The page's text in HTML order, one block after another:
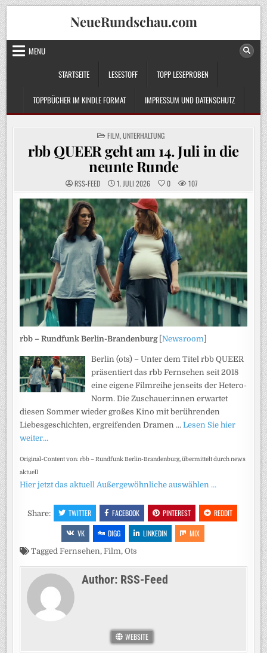
Skip
to
content
NeueRundschau.com
MENU
STARTSEITE
LESESTOFF TOPP LESEPROBEN
TOPPBÜCHER IM KINDLE FORMAT IMPRESSUM UND DATENSCHUTZ
POSTED
IN
FILM,UNTERHALTUNG
rbb QUEER geht am 14. Juli in die
neunte Runde
RSS-FEED 1. JULI 2026 0 107
rbb – Rundfunk Berlin-Brandenburg[Newsroom]
Berlin (ots) – Unter dem Titel rbb QUEER
präsentiert das rbb Fernsehen seit 2018
eine eigene Filmreihe jenseits der Hetero-
Norm. Die Zuschauer:innen erwartet
diesen Sommer wieder großes Kino mit berührenden
Liebesgeschichten, ergreifenden Dramen …Lesen Sie hier
weiter…
Original-Content von: rbb – Rundfunk Berlin-Brandenburg, übermittelt durch news
aktuell
Hier jetzt das aktuell Außergewöhnliche auswählen …
Share: TWITTER FACEBOOK PINTEREST
REDDIT
VK
DIGG LINKEDIN MIX
TaggedFernsehen,Film,Ots
Author: RSS-Feed
WEBSITE